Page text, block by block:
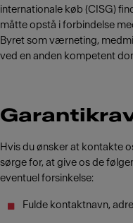
internationale køb (CISG)
måtte opstå i forbindelse
Byret som værneting,
ved en anden kompetent
Hvis du ønsker at kontakte
sørge for, at give os de
eventuel forsinkelse:
Fulde kontaktnavn,